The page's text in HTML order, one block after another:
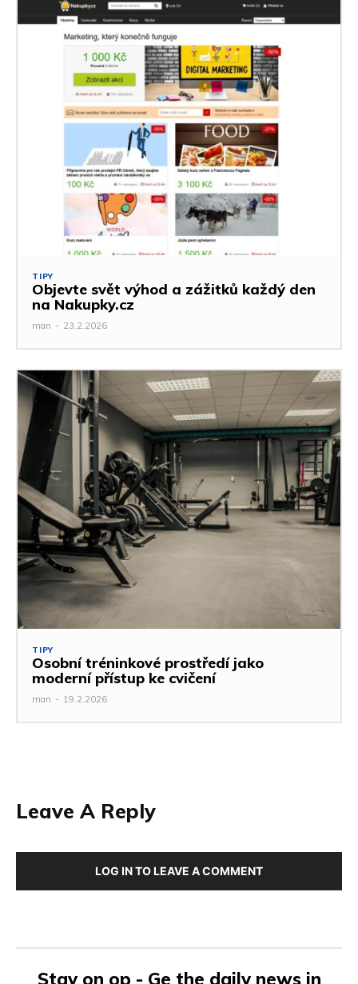
TIPY
Objevte svět výhod a zážitků každý den
na Nakupky.cz
man - 23.2.2026
TIPY
Osobní tréninkové prostředí jako
moderní přístup ke cvičení
man - 19.2.2026
Leave A Reply
LOG IN TO LEAVE A COMMENT
Stay on op - Ge the daily news in